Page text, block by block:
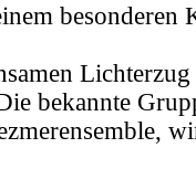
besonderen
bekannte